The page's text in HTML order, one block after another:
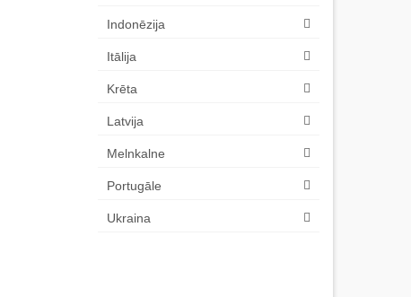
Indonēzija
Itālija
Krēta
Latvija
Melnkalne
Portugāle
Ukraina